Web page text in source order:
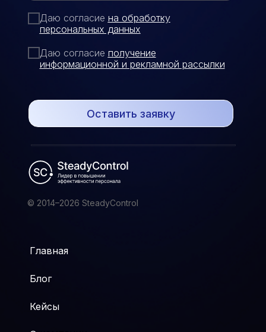
© 2014–2026 SteadyControl
Главная
Блог
Кейсы
Даю согласие на обработку
персональных данных
Даю согласие получение
информационной и рекламной рассылки
Оставить заявку